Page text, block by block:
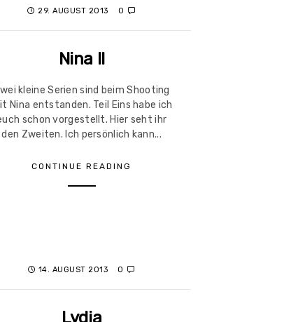
29. AUGUST 2013 0
Nina II
kleine Serien sind beim Shooting
Nina entstanden. Teil Eins habe ich
schon vorgestellt. Hier seht ihr
den Zweiten. Ich persönlich kann...
CONTINUE READING
14. AUGUST 2013 0
Lydia